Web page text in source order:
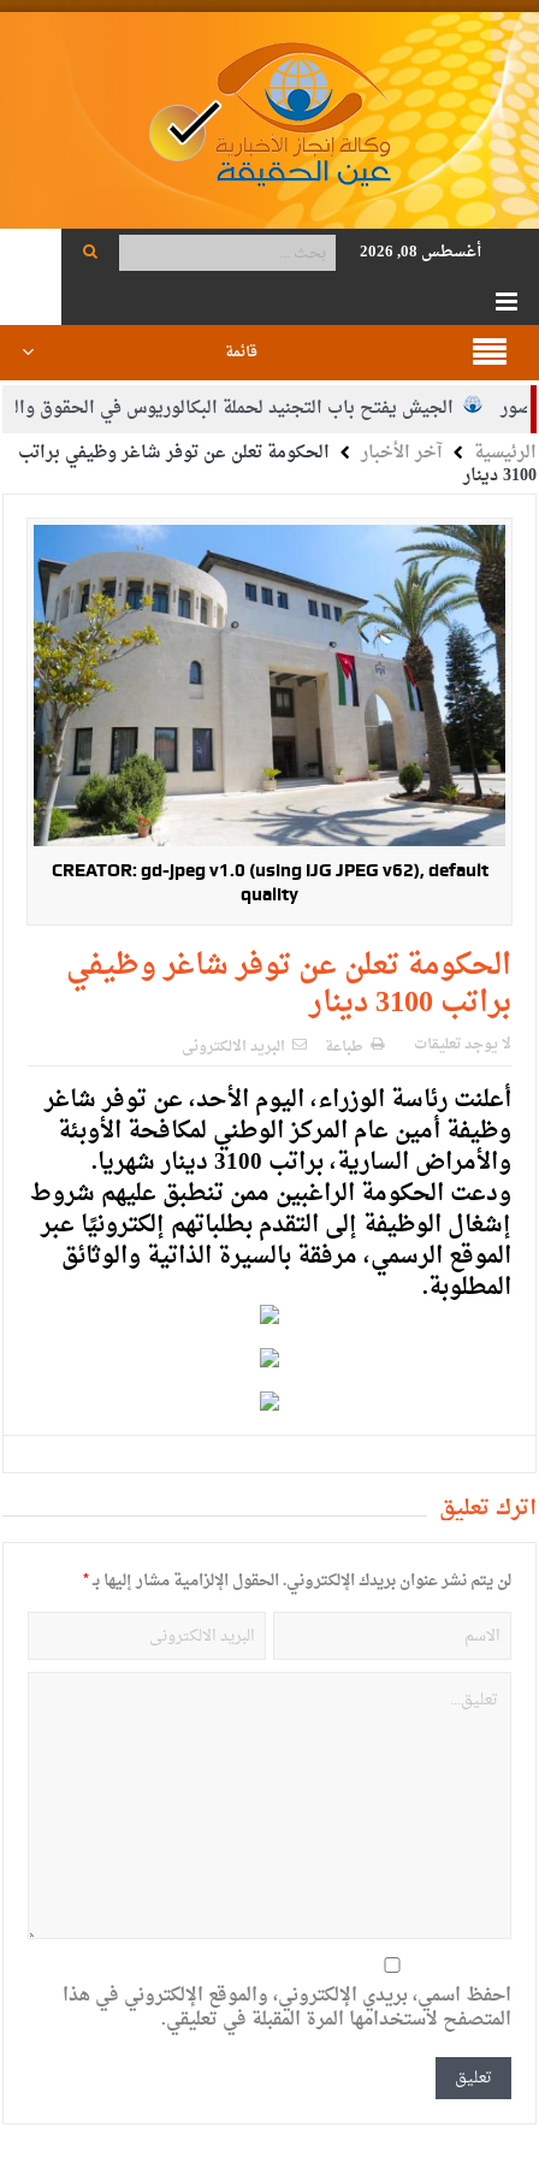
أغسطس 08, 2026
قائمة
الجيش يفتح باب التجنيد لحملة البكالوريوس في الحقوق والقانون
محمود أحمد فريحات.. مبارك ومزيدا من التوفيق
الرئيسية آخر الأخبار الحكومة تعلن عن توفر شاغر وظيفي براتب
3100 دينار
CREATOR: gd-jpeg v1.0 (using IJG JPEG v62), default
quality
الحكومة تعلن عن توفر شاغر وظيفي
براتب 3100 دينار
لا يوجد تعليقات طباعة البريد الالكترونى
أعلنت رئاسة الوزراء، اليوم الأحد، عن توفر شاغر
وظيفة أمين عام المركز الوطني لمكافحة الأوبئة
والأمراض السارية، براتب 3100 دينار شهريا.
ودعت الحكومة الراغبين ممن تنطبق عليهم شروط
إشغال الوظيفة إلى التقدم بطلباتهم إلكترونيًا عبر
الموقع الرسمي، مرفقة بالسيرة الذاتية والوثائق
المطلوبة.
أترك تعليق
لن يتم نشر عنوان بريدك الإلكتروني.الحقول الإلزامية مشار إليها بـ*
احفظ اسمي، بريدي الإلكتروني، والموقع الإلكتروني في هذا
المتصفح لاستخدامها المرة المقبلة في تعليقي.